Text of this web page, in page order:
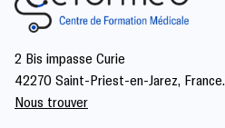
2 Bis impasse Curie
42270 Saint-Priest-en-Jarez, France.
Nous trouver